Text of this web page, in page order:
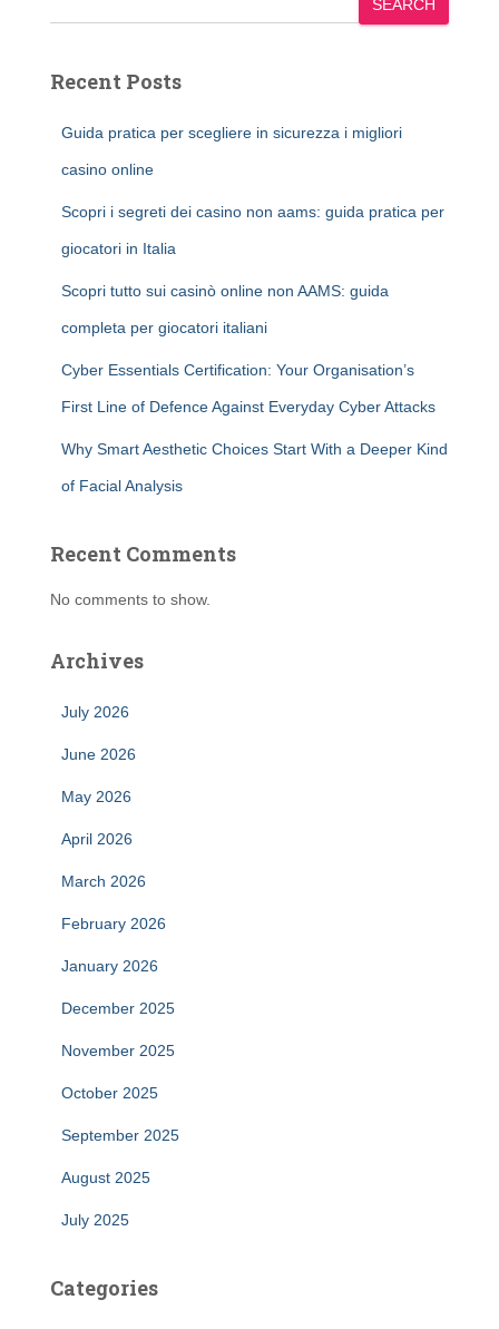
SEARCH
Recent Posts
Guida pratica per scegliere in sicurezza i migliori
casino online
Scopri i segreti dei casino non aams: guida pratica per
giocatori in Italia
Scopri tutto sui casinò online non AAMS: guida
completa per giocatori italiani
Cyber Essentials Certification: Your Organisation’s
First Line of Defence Against Everyday Cyber Attacks
Why Smart Aesthetic Choices Start With a Deeper Kind
of Facial Analysis
Recent Comments
No comments to show.
Archives
July 2026
June 2026
May 2026
April 2026
March 2026
February 2026
January 2026
December 2025
November 2025
October 2025
September 2025
August 2025
July 2025
Categories